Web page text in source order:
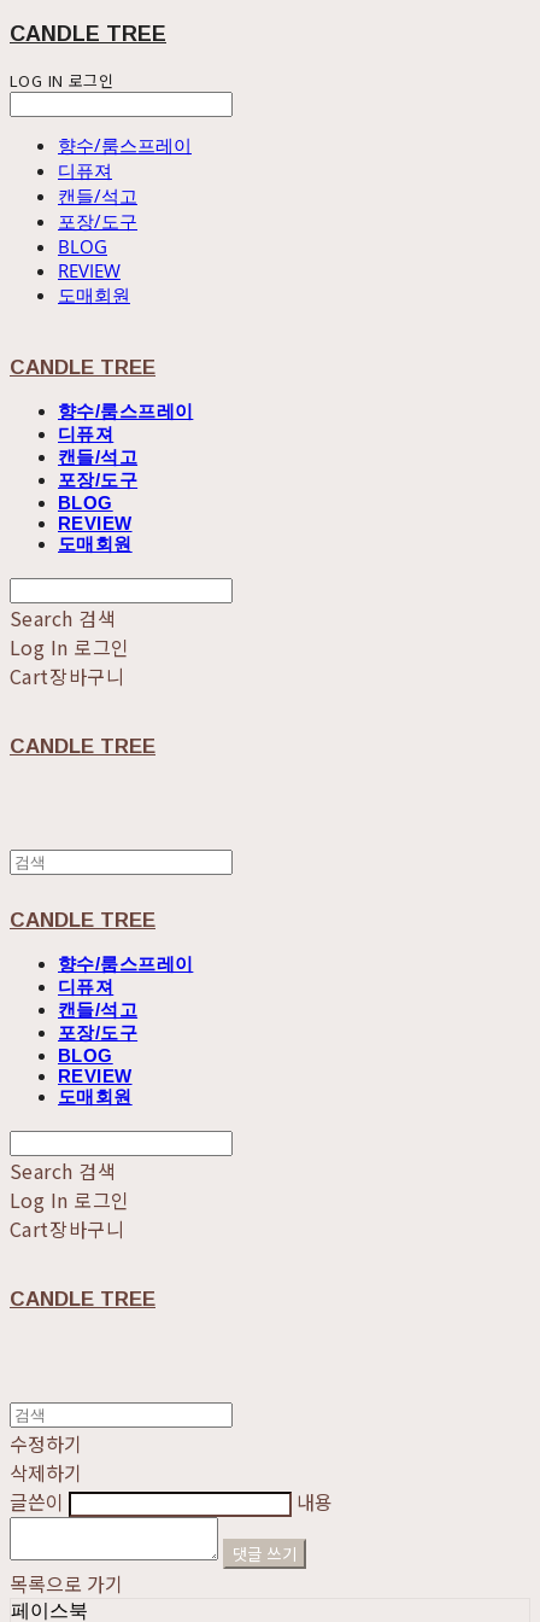
CANDLE TREE
LOG IN 로그인
향수/룸스프레이
디퓨져
캔들/석고
포장/도구
BLOG
REVIEW
도매회원
CANDLE TREE
향수/룸스프레이
디퓨져
캔들/석고
포장/도구
BLOG
REVIEW
도매회원
Search 검색
Log In 로그인
Cart장바구니
CANDLE TREE
CANDLE TREE
향수/룸스프레이
디퓨져
캔들/석고
포장/도구
BLOG
REVIEW
도매회원
Search 검색
Log In 로그인
Cart장바구니
CANDLE TREE
수정하기
삭제하기
글쓴이
내용
댓글 쓰기
목록으로 가기
페이스북